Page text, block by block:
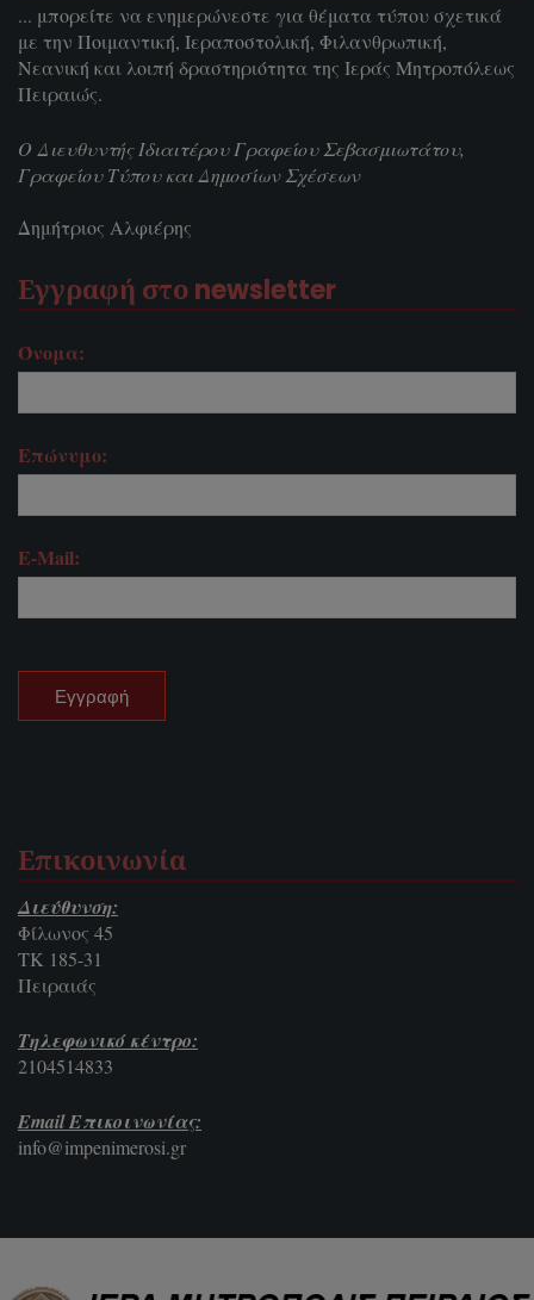
... μπορείτε να ενημερώνεστε για θέματα τύπου σχετικά
με την Ποιμαντική, Ιεραποστολική, Φιλανθρωπική,
Νεανική και λοιπή δραστηριότητα της Ιεράς Μητροπόλεως
Πειραιώς.
Ο Διευθυντής Ιδιαιτέρου Γραφείου Σεβασμιωτάτου,
Γραφείου Τύπου και Δημοσίων Σχέσεων
Δημήτριος Αλφιέρης
Εγγραφή στο newsletter
Όνομα:
Επώνυμο:
E-Mail:
Επικοινωνία
Διεύθυνση:
Φίλωνος 45
ΤΚ 185-31
Πειραιάς
Τηλεφωνικό κέντρο:
2104514833
Email Επικοινωνίας:
info@impenimerosi.gr